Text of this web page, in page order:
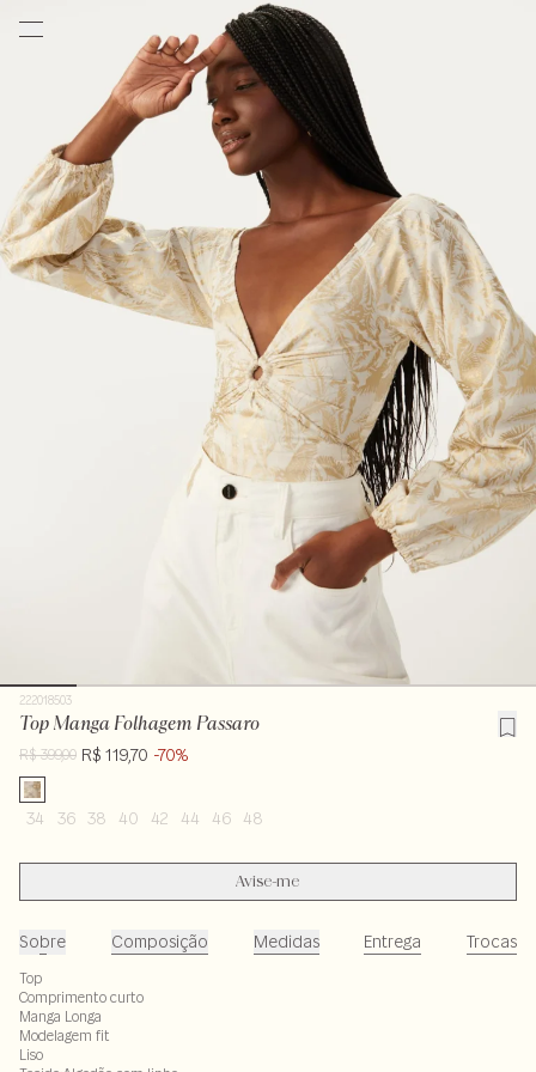
222018503
Top Manga Folhagem Passaro
R$ 399,00 R$ 119,70 -70%
34 36 38 40 42 44 46 48
Avise-me
Sobre Composição Medidas Entrega Trocas
Top
Comprimento curto
Manga Longa
Modelagem fit
Liso